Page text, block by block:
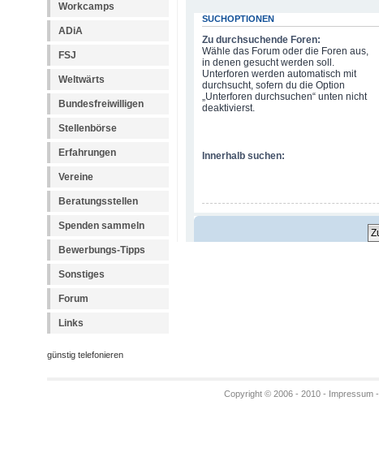
Workcamps
ADiA
FSJ
Weltwärts
Bundesfreiwilligen
Stellenbörse
Erfahrungen
Vereine
Beratungsstellen
Spenden sammeln
Bewerbungs-Tipps
Sonstiges
Forum
Links
günstig telefonieren
SUCHOPTIONEN
Zu durchsuchende Foren:
Wähle das Forum oder die Foren aus,
in denen gesucht werden soll.
Unterforen werden automatisch mit
durchsucht, sofern du die Option
„Unterforen durchsuchen“ unten nicht
deaktivierst.
Innerhalb suchen:
Copyright © 2006 - 2010 - Impressum-